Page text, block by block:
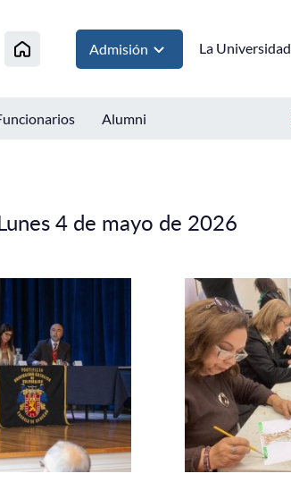
Admisión La Universidad
Alumni
4 de mayo de 2026